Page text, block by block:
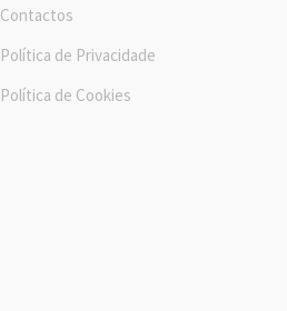
Contactos
Política de Privacidade
Política de Cookies